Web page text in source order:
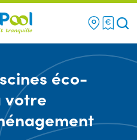
éco-
votre